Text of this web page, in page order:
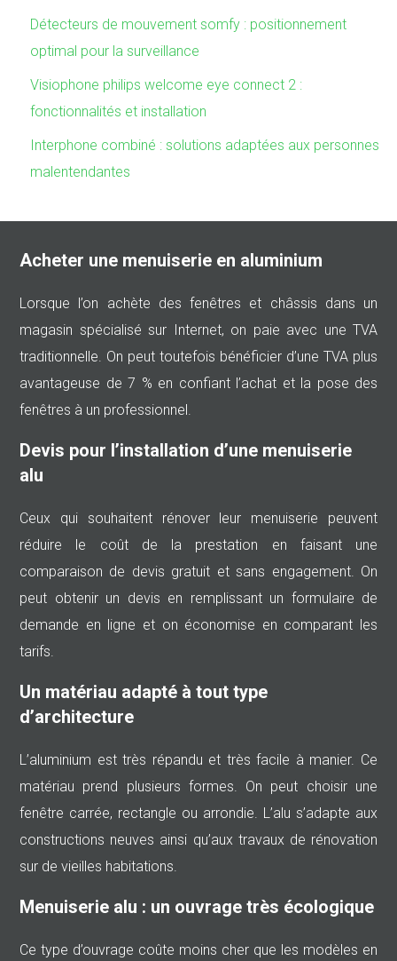
Détecteurs de mouvement somfy : positionnement
optimal pour la surveillance
Visiophone philips welcome eye connect 2 :
fonctionnalités et installation
Interphone combiné : solutions adaptées aux personnes
malentendantes
Acheter une menuiserie en aluminium
Lorsque l’on achète des fenêtres et châssis dans un
magasin spécialisé sur Internet, on paie avec une TVA
traditionnelle. On peut toutefois bénéficier d’une TVA plus
avantageuse de 7 % en confiant l’achat et la pose des
fenêtres à un professionnel.
Devis pour l’installation d’une menuiserie
alu
Ceux qui souhaitent rénover leur menuiserie peuvent
réduire le coût de la prestation en faisant une
comparaison de devis gratuit et sans engagement. On
peut obtenir un devis en remplissant un formulaire de
demande en ligne et on économise en comparant les
tarifs.
Un matériau adapté à tout type
d’architecture
L’aluminium est très répandu et très facile à manier. Ce
matériau prend plusieurs formes. On peut choisir une
fenêtre carrée, rectangle ou arrondie. L’alu s’adapte aux
constructions neuves ainsi qu’aux travaux de rénovation
sur de vieilles habitations.
Menuiserie alu : un ouvrage très écologique
Ce type d’ouvrage coûte moins cher que les modèles en